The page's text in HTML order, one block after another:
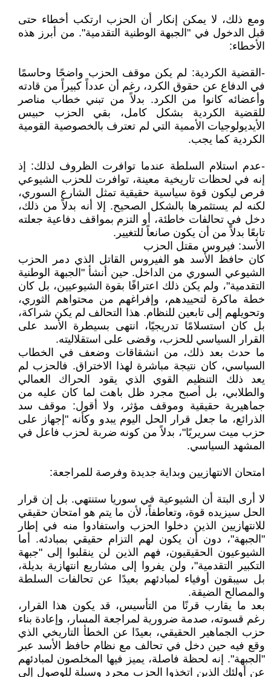
ومع ذلك، لا يمكن إنكار أن الحزب ارتكب أخطاء حتى
قبل الدخول في "الجبهة الوطنية التقدمية". من أبرز هذه
الأخطاء:
-القضية الكردية: لم يكن موقف الحزب واضحًا وحاسمًا
في الدفاع عن حقوق الكرد، رغم أن عدداً كبيراً من قادته
وأعضائه كانوا من الكرد. بدلاً من تبني خطاب مناصر
للقضية الكردية بشكل كامل، بقي الحزب حبيس
الأيديولوجيات الأممية التي لم تعترف بالخصوصية القومية
الكردية كما يجب.
-عدم استلام السلطة عندما توافرت الظروف لذلك: إذ
إنه في لحظات تاريخية معينة، توافرت للحزب الشيوعي
فرص ليكون قوة سياسية حقيقية تمثل الشارع السوري،
لكنه لم يستثمرها بالشكل الصحيح. إلا أنه بدلاً من ذلك،
دخل في تحالفات خاطئة، أو التزم بمواقف دفاعية جعلته
تابعًا بدلاً من أن يكون صانعاً للتغيير.
الأسد: فيروس مقتل الحزب
كان حافظ الأسد هو الفيروس القاتل الذي دمر الحزب
الشيوعي السوري من الداخل. حين أنشأ "الجبهة الوطنية
التقدمية"، ولم يكن ذلك اعترافًا بقوة الشيوعيين، بل كان
خطة ماكرة لتحييدهم، وإفراغهم من محتواهم الثوري،
وتحويلهم إلى تابعين للنظام. هذا التحالف لم يكن شراكة،
بل كان استسلامًا تدريجيًا، انتهى بسيطرة الأسد على
القرار السياسي للحزب، وقضى على استقلاليته.
ما حدث بعد ذلك، من انشقاقات وضعف في الخطاب
السياسي، كان نتيجة مباشرة لهذا الاختراق. فالحزب لم
يعد ذلك التنظيم القوي الذي يقود الحراك العمالي
والطلابي، بل أصبح مجرد ظل باهت لما كان عليه من
جماهيرية حقيقية وموقف مؤثر، ولا أقول: موقف سد
الذرائع، ما جعل قرار الحل اليوم يبدو وكأنه "إجهاز على
حزب ميت سريريًا"، بدلاً من كونه ضربة لحزب فاعل في
المشهد السياسي.
امتحان الانتهازيين وبداية جديدة وفرصة للمراجعة:
لا أرى البتة أن الشيوعية في سوريا ستنتهي. بل إن قرار
الحل سيزيده قوة، وتعاطفاً، لأن ما يتم هو امتحان حقيقي
للانتهازيين الذين دخلوا الحزب واستفادوا منه في إطار
"الجبهة"، دون أن يكون لهم التزام حقيقي بمبادئه. أما
الشيوعيون الحقيقيون، فهم الذين لن ينقلبوا إلى "جبهة
التكبير التقدمية"، ولن يفروا إلى مشاريع انتهازية بديلة،
بل سيبقون أوفياء لمبادئهم بعيدًا عن تحالفات السلطة
والمصالح الضيقة.
بعد ما يقارب قرنًا من التأسيس، قد يكون هذا القرار،
رغم قسوته، صدمة ضرورية لمراجعة المسار، وإعادة بناء
حزب الجماهير الحقيقي، بعيدًا عن الخطأ التاريخي الذي
وقع فيه حين دخل في تحالف مع نظام حافظ الأسد عبر
"الجبهة". إنه لحظة فاصلة، يميز فيها المخلصون لمبادئهم
عن أولئك الذين اتخذوا الحزب مجرد وسيلة للوصول إلى